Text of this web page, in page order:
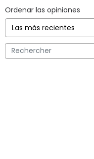
Ordenar las opiniones